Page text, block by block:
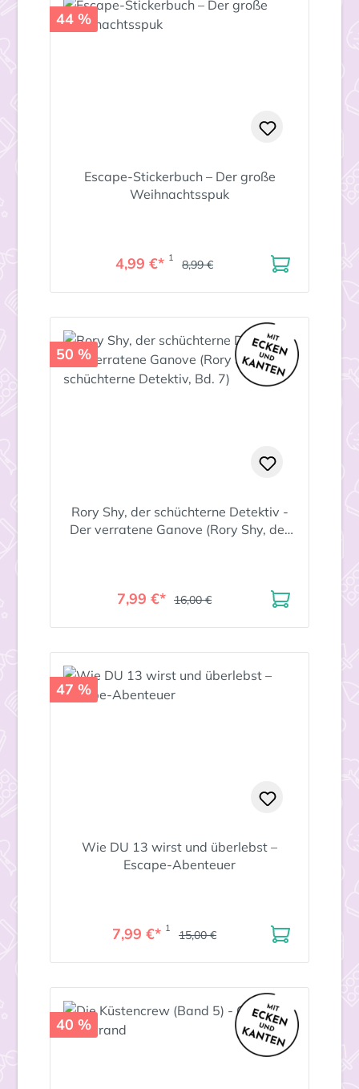
44 %
Escape-Stickerbuch – Der große
Weihnachtsspuk
4,99 €* 1 8,99 €
50 %
Rory Shy, der schüchterne Detektiv -
Der verratene Ganove (Rory Shy, der
7,99 €* 16,00 €
47 %
Wie DU 13 wirst und überlebst –
Escape-Abenteuer
7,99 €* 1 15,00 €
40 %